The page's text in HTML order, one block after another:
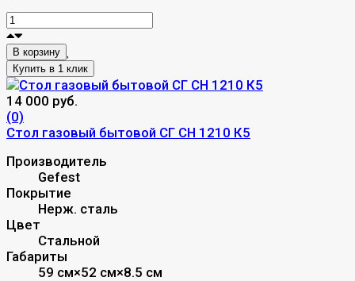
В корзину
14 000 руб.
(0)
Стол газовый бытовой СГ СН 1210 К5
Производитель
Gefest
Покрытие
Нерж. сталь
Цвет
Стальной
Габариты
59 см×52 см×8.5 см